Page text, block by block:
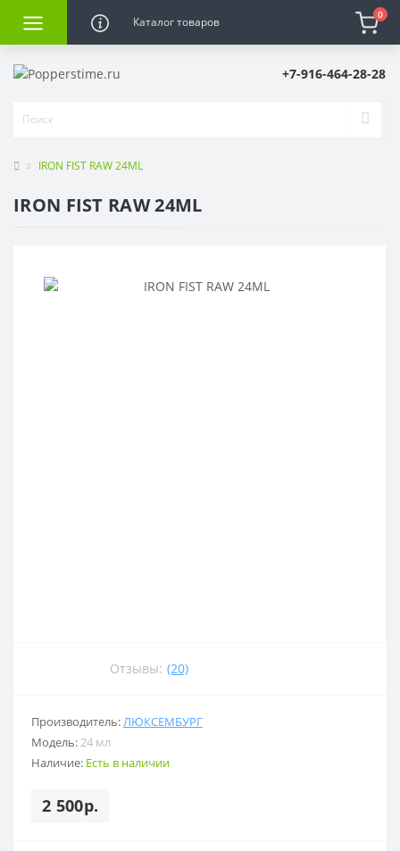
Каталог товаров 0
+7-916-464-28-28
IRON FIST RAW 24ML
IRON FIST RAW 24ML
Отзывы: (20)
Производитель:ЛЮКСЕМБУРГ
Модель:24 мл
Наличие: Есть в наличии
2 500р.